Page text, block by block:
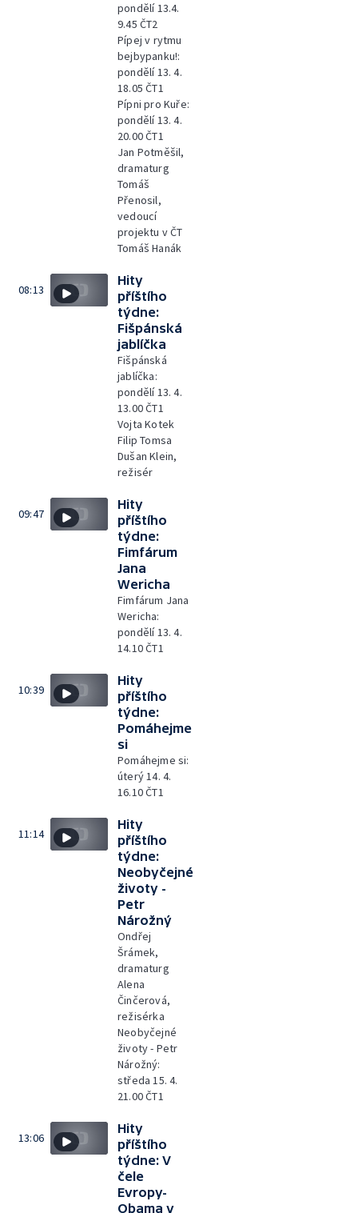
pondělí 13.4.
9.45 ČT2
Pípej v rytmu
bejbypanku!:
pondělí 13. 4.
18.05 ČT1
Pípni pro Kuře:
pondělí 13. 4.
20.00 ČT1
Jan Potměšil,
dramaturg
Tomáš
Přenosil,
vedoucí
projektu v ČT
Tomáš Hanák
08:13
Hity
příštího
týdne:
Fišpánská
jablíčka
Fišpánská
jablíčka:
pondělí 13. 4.
13.00 ČT1
Vojta Kotek
Filip Tomsa
Dušan Klein,
režisér
09:47
Hity
příštího
týdne:
Fimfárum
Jana
Wericha
Fimfárum Jana
Wericha:
pondělí 13. 4.
14.10 ČT1
10:39
Hity
příštího
týdne:
Pomáhejme
si
Pomáhejme si:
úterý 14. 4.
16.10 ČT1
11:14
Hity
příštího
týdne:
Neobyčejné
životy -
Petr
Nárožný
Ondřej
Šrámek,
dramaturg
Alena
Činčerová,
režisérka
Neobyčejné
životy - Petr
Nárožný:
středa 15. 4.
21.00 ČT1
13:06
Hity
příštího
týdne: V
čele
Evropy-
Obama v